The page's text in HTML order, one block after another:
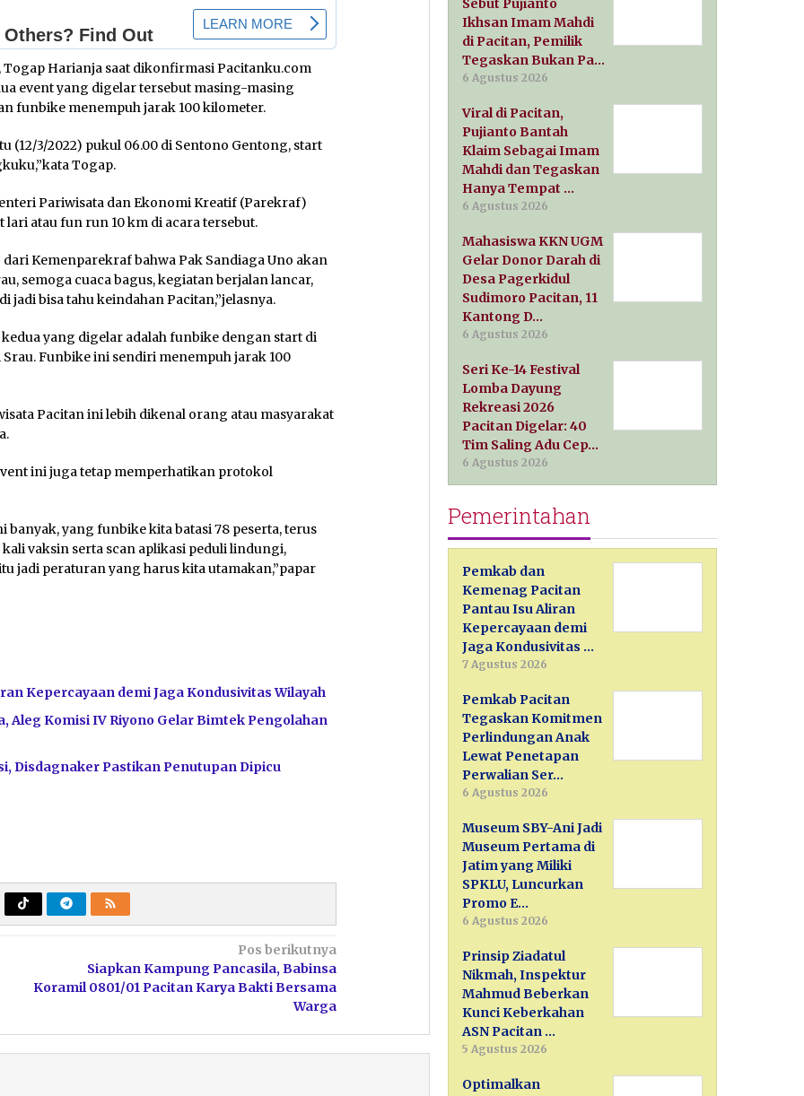
Harianja saat dikonfirmasi Pacitanku.com
event yang digelar tersebut masing-masing
funbike menempuh jarak 100 kilometer.
(12/3/2022) pukul 06.00 di Sentono Gentong, start
Togap.
Pariwisata dan Ekonomi Kreatif (Parekraf)
atau fun run 10 km di acara tersebut.
Kemenparekraf bahwa Pak Sandiaga Uno akan
semoga cuaca bagus, kegiatan berjalan lancar,
bisa tahu keindahan Pacitan,”jelasnya.
yang digelar adalah funbike dengan start di
Funbike ini sendiri menempuh jarak 100
Pacitan ini lebih dikenal orang atau masyarakat
ini juga tetap memperhatikan protokol
banyak, yang funbike kita batasi 78 peserta, terus
vaksin serta scan aplikasi peduli lindungi,
jadi peraturan yang harus kita utamakan,”papar
Kepercayaan demi Jaga Kondusivitas Wilayah
Aleg Komisi IV Riyono Gelar Bimtek Pengolahan
Disdagnaker Pastikan Penutupan Dipicu
Pos berikutnya
Siapkan Kampung Pancasila, Babinsa
Koramil 0801/01 Pacitan Karya Bakti Bersama
Warga
Sebut Pujianto
Ikhsan Imam Mahdi
di Pacitan, Pemilik
Tegaskan Bukan Pa…
6 Agustus 2026
Viral di Pacitan,
Pujianto Bantah
Klaim Sebagai Imam
Mahdi dan Tegaskan
Hanya Tempat …
6 Agustus 2026
Mahasiswa KKN UGM
Gelar Donor Darah di
Desa Pagerkidul
Sudimoro Pacitan, 11
Kantong D…
6 Agustus 2026
Seri Ke-14 Festival
Lomba Dayung
Rekreasi 2026
Pacitan Digelar: 40
Tim Saling Adu Cep…
6 Agustus 2026
Pemerintahan
Pemkab dan
Kemenag Pacitan
Pantau Isu Aliran
Kepercayaan demi
Jaga Kondusivitas …
7 Agustus 2026
Pemkab Pacitan
Tegaskan Komitmen
Perlindungan Anak
Lewat Penetapan
Perwalian Ser…
6 Agustus 2026
Museum SBY-Ani Jadi
Museum Pertama di
Jatim yang Miliki
SPKLU, Luncurkan
Promo E…
6 Agustus 2026
Prinsip Ziadatul
Nikmah, Inspektur
Mahmud Beberkan
Kunci Keberkahan
ASN Pacitan …
5 Agustus 2026
Optimalkan